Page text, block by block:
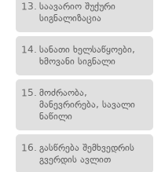
13. საავარიო შუქური
სიგნალიზაცია
14. სანათი ხელსაწყოები,
ხმოვანი სიგნალი
15. მოძრაობა,
მანევრირება, სავალი
ნაწილი
16. გასწრება შემხვედრის
გვერდის ავლით